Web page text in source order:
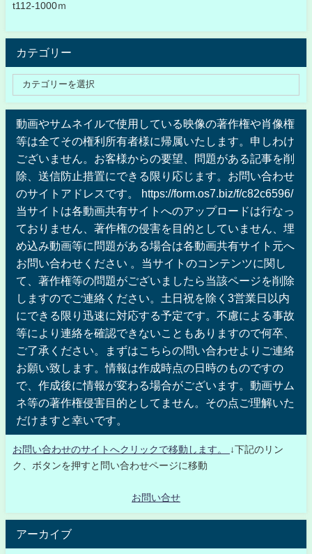
t112-1000ｍ
カテゴリー
動画やサムネイルで使用している映像の著作権や肖像権
等は全てその権利所有者様に帰属いたします。申しわけ
ございません。お客様からの要望、問題がある記事を削
除、送信防止措置にできる限り応じます。お問い合わせ
のサイトアドレスです。 https://form.os7.biz/f/c82c6596/
当サイトは各動画共有サイトへのアップロードは行なっ
ておりません、著作権の侵害を目的としていません、埋
め込み動画等に問題がある場合は各動画共有サイト元へ
お問い合わせください 。当サイトのコンテンツに関し
て、著作権等の問題がございましたら当該ページを削除
しますのでご連絡ください。土日祝を除く3営業日以内
にできる限り迅速に対応する予定です。不慮による事故
等により連絡を確認できないこともありますので何卒、
ご了承ください。まずはこちらの問い合わせよりご連絡
お願い致します。情報は作成時点の日時のものですの
で、作成後に情報が変わる場合がございます。動画サム
ネ等の著作権侵害目的としてません。その点ご理解いた
だけますと幸いです。
お問い合わせのサイトへクリックで移動します。
↓下記のリン
ク、ボタンを押すと問い合わせページに移動
お問い合せ
アーカイブ